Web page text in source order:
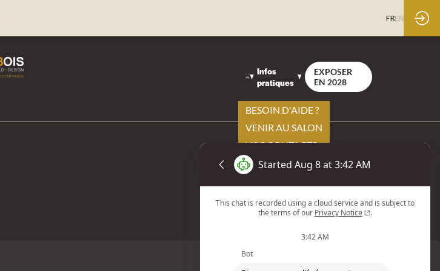
FREN
Infos
pratiques
BESOIN D'AIDE ?
VENIR AU SALON
VOS CONTACTS
EXPOSER
EN 2028